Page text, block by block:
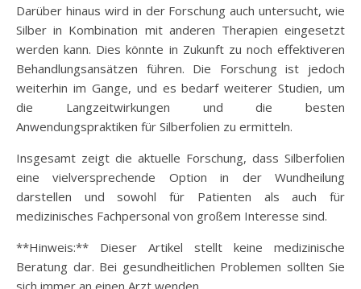
Darüber hinaus wird in der Forschung auch untersucht, wie
Silber in Kombination mit anderen Therapien eingesetzt
werden kann. Dies könnte in Zukunft zu noch effektiveren
Behandlungsansätzen führen. Die Forschung ist jedoch
weiterhin im Gange, und es bedarf weiterer Studien, um
die Langzeitwirkungen und die besten
Anwendungspraktiken für Silberfolien zu ermitteln.
Insgesamt zeigt die aktuelle Forschung, dass Silberfolien
eine vielversprechende Option in der Wundheilung
darstellen und sowohl für Patienten als auch für
medizinisches Fachpersonal von großem Interesse sind.
**Hinweis:** Dieser Artikel stellt keine medizinische
Beratung dar. Bei gesundheitlichen Problemen sollten Sie
sich immer an einen Arzt wenden.